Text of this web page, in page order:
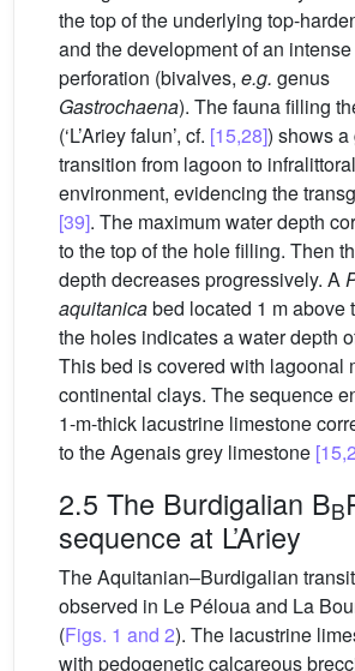
the top of the underlying top-
and the development of an
perforation (bivalves, e.g. genus
Gastrochaena). The fauna filling
(‘L’Ariey falun’, cf. [15,28]) shows a
transition from lagoon to infralittoral
environment, evidencing the
[39]. The maximum water depth
to the top of the hole filling. Then
depth decreases progressively. A
aquitanicabed located 1 m above
the holes indicates a water depth
This bed is covered with lagoonal
continental clays. The sequence
1-m-thick lacustrine limestone
to the Agenais grey limestone
2.5 The Burdigalian BB
sequence at L’Ariey
The Aquitanian–Burdigalian
observed in Le Péloua and La
(Figs. 1 and 2). The lacustrine
with pedogenetic calcareous